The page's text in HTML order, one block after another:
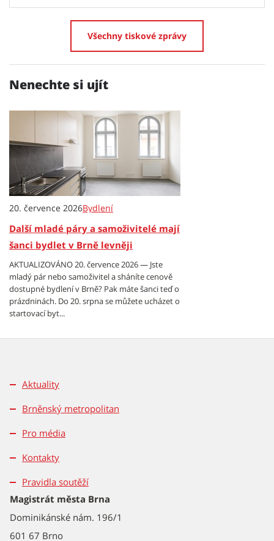
Všechny tiskové zprávy
Nenechte si ujít
20. července 2026Bydlení
Další mladé páry a samoživitelé mají
šanci bydlet v Brně levněji
AKTUALIZOVÁNO 20. července 2026 — Jste
mladý pár nebo samoživitel a sháníte cenově
dostupné bydlení v Brně? Pak máte šanci teď o
prázdninách. Do 20. srpna se můžete ucházet o
startovací byt...
Aktuality
Brněnský metropolitan
Pro média
Kontakty
Pravidla soutěží
Magistrát města Brna
Dominikánské nám. 196/1
601 67 Brno